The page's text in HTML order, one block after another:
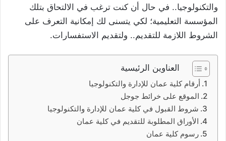
والتكنولوجيا.. في حال أن كنت ترغب في الالتحاق بتلك
المؤسسة التعليمية؛ لكي يتسنى لك إمكانية التعرف على
الشروط اللازمة للتقديم.. ولتقديم الاستفسارات.
العناوين الرئيسية
أرقام كلية عمان للإدارة والتكنولوجيا
الموقع على خرائط جوجل
شروط القبول في كلية عمان للإدارة والتكنولوجيا
الأوراق المطلوبة للتقديم في كلية عمان
رسوم كلية عمان